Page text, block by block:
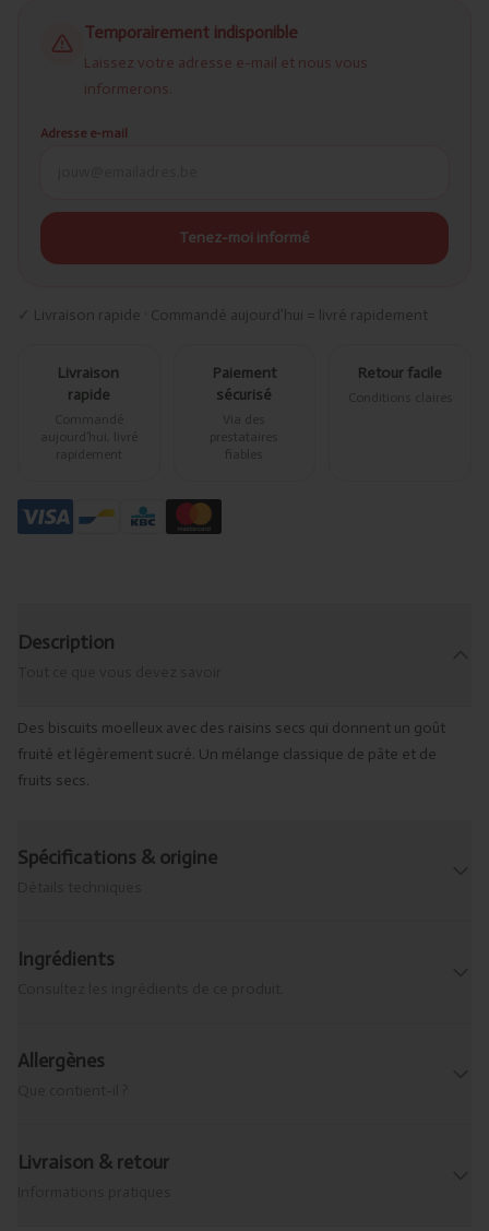
Temporairement indisponible
Laissez votre adresse e-mail et nous vous
informerons.
Adresse e-mail
Tenez-moi informé
✓ Livraison rapide · Commandé aujourd’hui = livré rapidement
Livraison
rapide
Commandé
aujourd’hui, livré
rapidement
Paiement
sécurisé
Via des
prestataires
fiables
Retour facile
Conditions claires
Description
Des biscuits moelleux avec des raisins secs qui donnent un goût
fruité et légèrement sucré. Un mélange classique de pâte et de
fruits secs.
Spécifications & origine
Ingrédients
Allergènes
Livraison & retour